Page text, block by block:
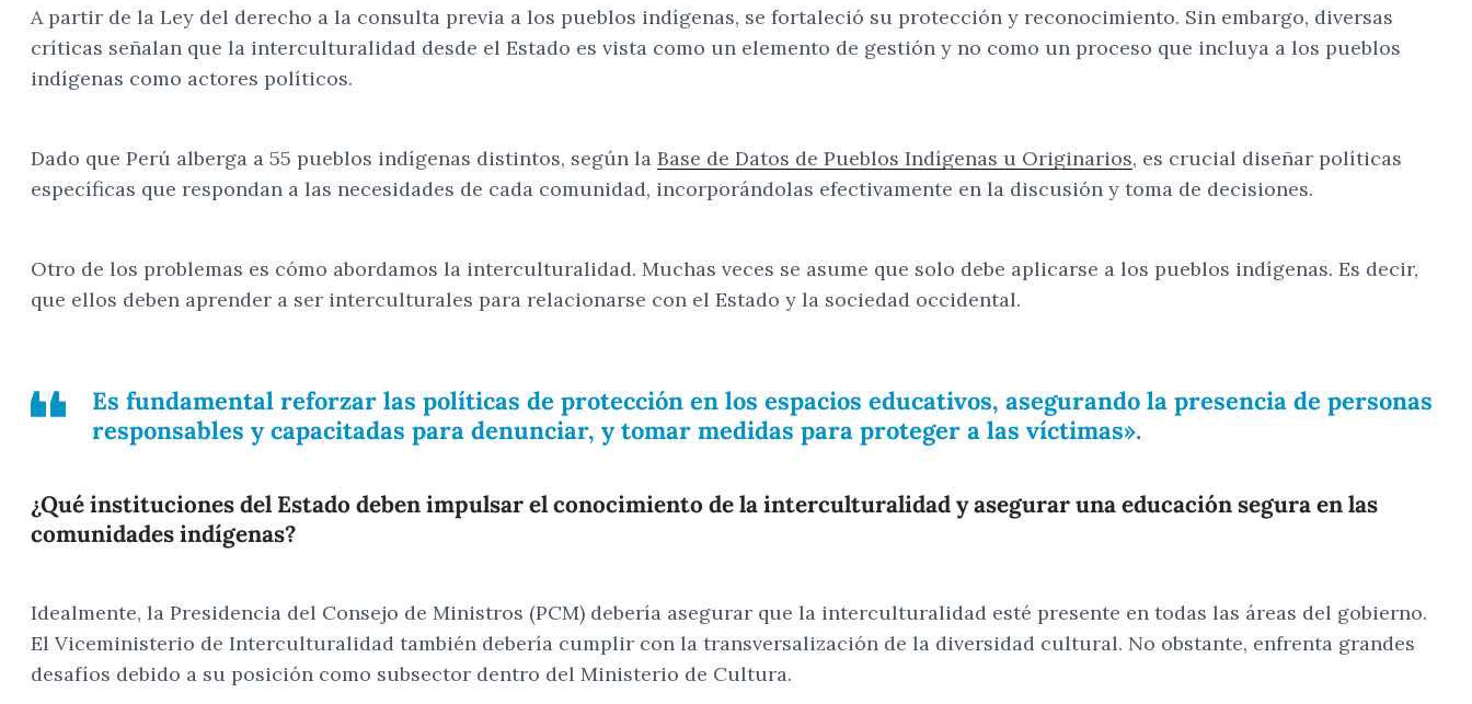
A partir de la Ley del derecho a la consulta previa a los pueblos indígenas, se fortaleció su protección y reconocimiento. Sin embargo, diversas
críticas señalan que la interculturalidad desde el Estado es vista como un elemento de gestión y no como un proceso que incluya a los pueblos
indígenas como actores políticos.
Dado que Perú alberga a 55 pueblos indígenas distintos, según la Base de Datos de Pueblos Indígenas u Originarios, es crucial diseñar políticas
específicas que respondan a las necesidades de cada comunidad, incorporándolas efectivamente en la discusión y toma de decisiones.
Otro de los problemas es cómo abordamos la interculturalidad. Muchas veces se asume que solo debe aplicarse a los pueblos indígenas. Es decir,
que ellos deben aprender a ser interculturales para relacionarse con el Estado y la sociedad occidental.
Es fundamental reforzar las políticas de protección en los espacios educativos, asegurando la presencia de personas
responsables y capacitadas para denunciar, y tomar medidas para proteger a las víctimas».
¿Qué instituciones del Estado deben impulsar el conocimiento de la interculturalidad y asegurar una educación segura en las
comunidades indígenas?
Idealmente, la Presidencia del Consejo de Ministros (PCM) debería asegurar que la interculturalidad esté presente en todas las áreas del gobierno.
El Viceministerio de Interculturalidad también debería cumplir con la transversalización de la diversidad cultural. No obstante, enfrenta grandes
desafíos debido a su posición como subsector dentro del Ministerio de Cultura.